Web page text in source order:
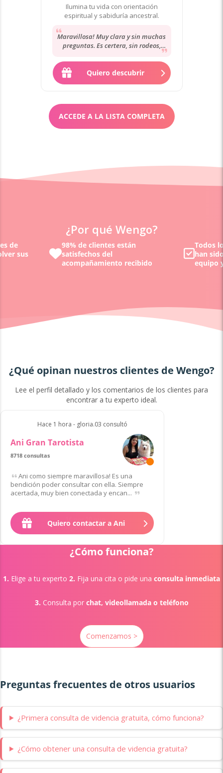
Ilumina tu vida con orientación
espiritual y sabiduría ancestral.
Maravillosa! Muy clara y sin muchas
preguntas. Es certera, sin rodeos,
pero muy amable. Te transmite paz y
tranquilidad....
Quiero descubrir
ACCEDE A LA LISTA COMPLETA
¿Por qué Wengo?
de
sus
98% de clientes están
satisfechos del
acompañamiento recibido
Todos
han
equipo
¿Qué opinan nuestros clientes de Wengo?
Lee el perfil detallado y los comentarios de los clientes para
encontrar a tu experto ideal.
Hace 1 hora - gloria.03 consultó
Ani Gran Tarotista
8718 consultas
Ani como siempre maravillosa! Es una
bendición poder consultar con ella. Siempre
acertada, muy bien conectada y encan...
Quiero contactar a Ani
¿Cómo funciona?
1. Elige a tu experto 2. Fija una cita o pide una consulta inmediata
3. Consulta por chat, videollamada o teléfono
Comenzamos >
Preguntas frecuentes de otros usuarios
¿Primera consulta de videncia gratuita, cómo funciona?
¿Cómo obtener una consulta de videncia gratuita?